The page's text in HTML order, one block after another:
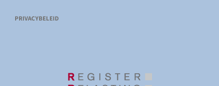
PRIVACYBELEID